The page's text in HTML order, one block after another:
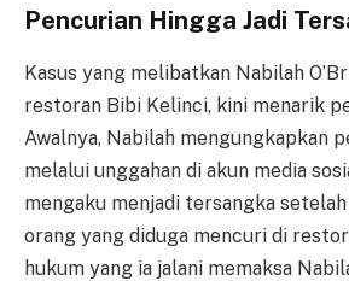
Pencurian Hingga Jadi
Kasus yang melibatkan Nabilah
restoran Bibi Kelinci, kini menarik
Awalnya, Nabilah mengungkapkan
melalui unggahan di akun media
mengaku menjadi tersangka
orang yang diduga mencuri di
hukum yang ia jalani memaksa